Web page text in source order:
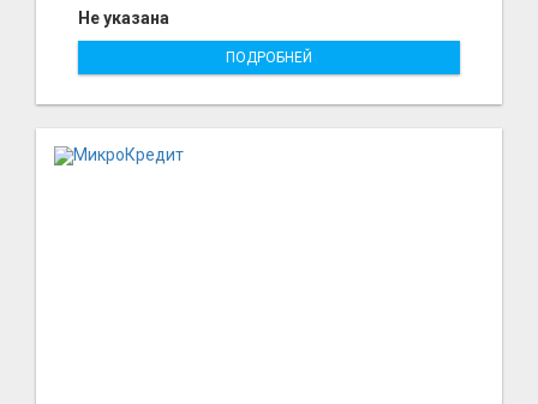
Не указана
ПОДРОБНЕЙ